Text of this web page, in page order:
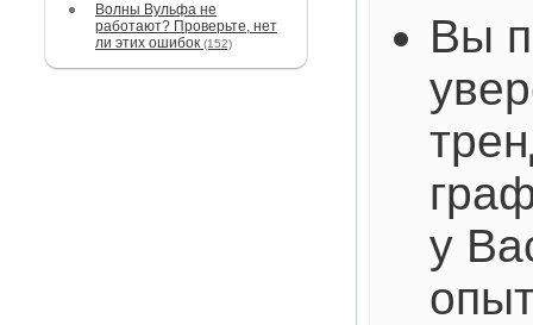
Волны Вульфа не
работают? Проверьте, нет
ли этих ошибок (152)
Вы
у